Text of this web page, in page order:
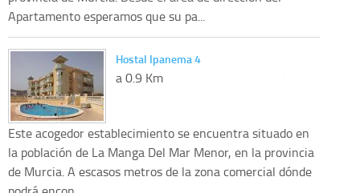
Apartamento esperamos que su pa...
Hostal Ipanema 4
a 0.9 Km
Este acogedor establecimiento se encuentra situado en
la población de La Manga Del Mar Menor, en la provincia
de Murcia. A escasos metros de la zona comercial dónde